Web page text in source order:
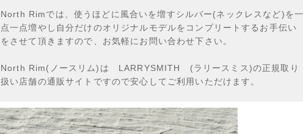
North Rimでは、使うほどに風合いを増すシルバー(ネックレスなど)を一
点一点増やし自分だけのオリジナルモデルをコンプリートするお手伝い
をさせて頂きますので、お気軽にお問い合わせ下さい。
North Rim(ノースリム)は LARRYSMITH (ラリースミス)の正規取り
扱い店舗の通販サイトですので安心してご利用いただけます。